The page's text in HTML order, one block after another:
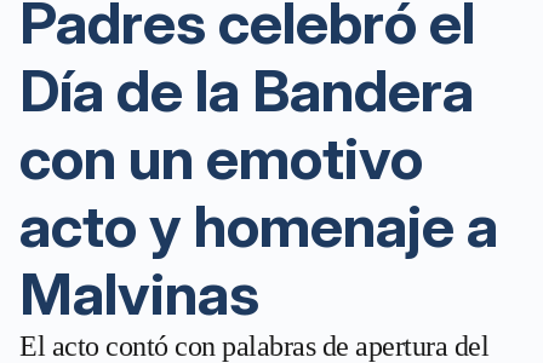
Padres celebró el
Día de la Bandera
con un emotivo
acto y homenaje a
Malvinas
El acto contó con palabras de apertura del